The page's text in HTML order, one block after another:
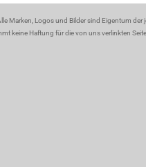
Marken, Logos und Bilder sind Eigentum
keine Haftung für die von uns verlinkten